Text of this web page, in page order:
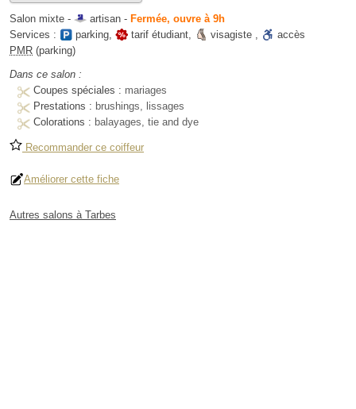
Salon mixte - artisan - Fermée, ouvre à 9h
Services :
parking, tarif étudiant, visagiste ,
accès
PMR (parking)
Dans ce salon :
Coupes spéciales : mariages
Prestations : brushings, lissages
Colorations : balayages, tie and dye
Recommander ce coiffeur
Améliorer cette fiche
Autres salons à Tarbes